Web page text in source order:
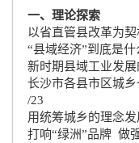
一、理论探索
以省直管县改革为
“县域经济”到底是
新时期县域工业发
长沙市各县市区城
/23
用统筹城乡的理念
打响“绿洲”品牌 做